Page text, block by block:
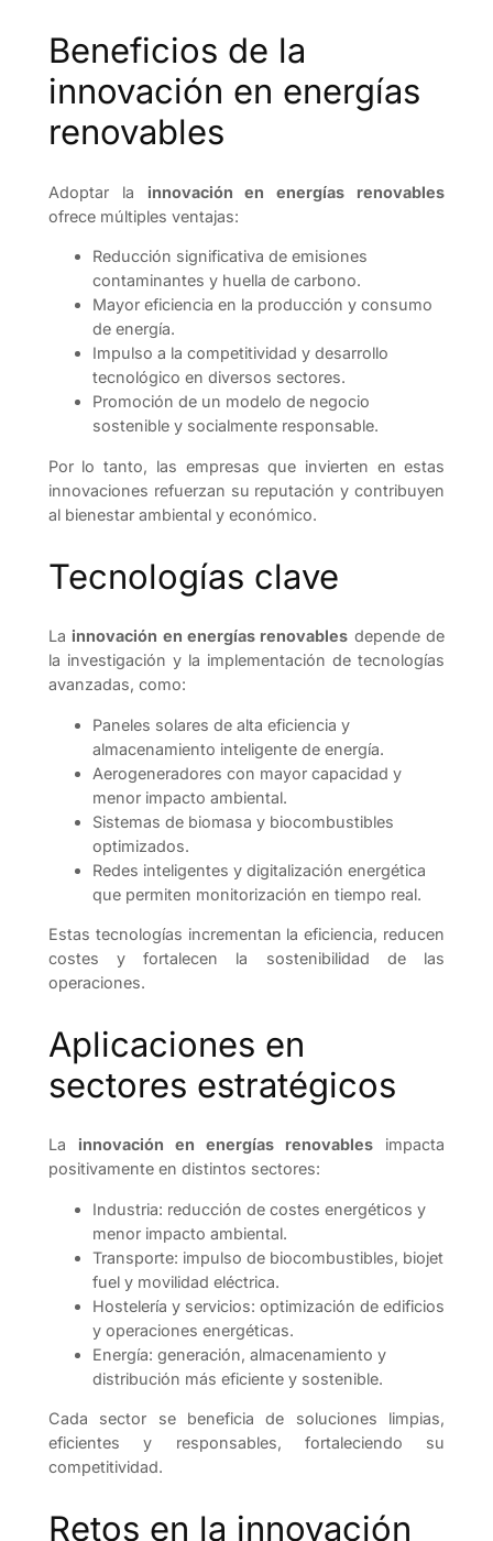
Beneficios de la
innovación en energías
renovables
Adoptar la innovación en energías renovables
ofrece múltiples ventajas:
Reducción significativa de emisiones
contaminantes y huella de carbono.
Mayor eficiencia en la producción y consumo
de energía.
Impulso a la competitividad y desarrollo
tecnológico en diversos sectores.
Promoción de un modelo de negocio
sostenible y socialmente responsable.
Por lo tanto, las empresas que invierten en estas
innovaciones refuerzan su reputación y contribuyen
al bienestar ambiental y económico.
Tecnologías clave
La innovación en energías renovables depende de
la investigación y la implementación de tecnologías
avanzadas, como:
Paneles solares de alta eficiencia y
almacenamiento inteligente de energía.
Aerogeneradores con mayor capacidad y
menor impacto ambiental.
Sistemas de biomasa y biocombustibles
optimizados.
Redes inteligentes y digitalización energética
que permiten monitorización en tiempo real.
Estas tecnologías incrementan la eficiencia, reducen
costes y fortalecen la sostenibilidad de las
operaciones.
Aplicaciones en
sectores estratégicos
La innovación en energías renovables impacta
positivamente en distintos sectores:
Industria: reducción de costes energéticos y
menor impacto ambiental.
Transporte: impulso de biocombustibles, biojet
fuel y movilidad eléctrica.
Hostelería y servicios: optimización de edificios
y operaciones energéticas.
Energía: generación, almacenamiento y
distribución más eficiente y sostenible.
Cada sector se beneficia de soluciones limpias,
eficientes y responsables, fortaleciendo su
competitividad.
Retos en la innovación